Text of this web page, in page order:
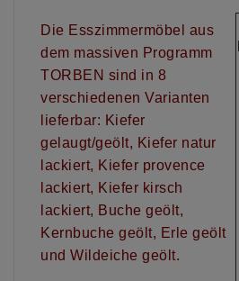
Die Esszimmermöbel aus
dem massiven Programm
TORBEN sind in 8
verschiedenen Varianten
lieferbar: Kiefer
gelaugt/geölt, Kiefer natur
lackiert, Kiefer provence
lackiert, Kiefer kirsch
lackiert, Buche geölt,
Kernbuche geölt, Erle geölt
und Wildeiche geölt.